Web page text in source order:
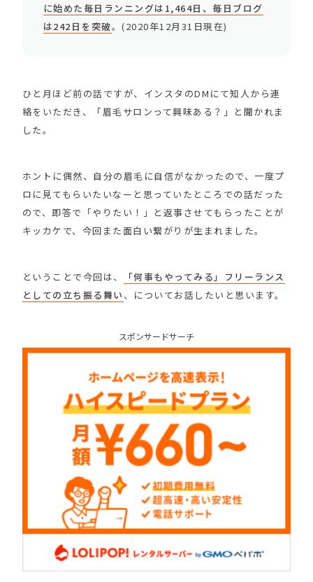
に始めた毎日ランニングは1,464日、毎日ブログ
は242日を突破。(2020年12月31日現在)
ひと月ほど前の話ですが、インスタのDMにて知人から連
絡をいただき、「眉毛サロンって興味ある？」と聞かれま
した。
ホントに偶然、自分の眉毛に自信がなかったので、一度プ
ロに見てもらいたいなーと思っていたところでの話だった
ので、即答で「やりたい！」と返事させてもらったことが
キッカケで、今回また面白い繋がりが生まれました。
ということで今回は、
「何事もやってみる」フリーランス
としての立ち振る舞い 、についてお話したいと思います。
スポンサードサーチ